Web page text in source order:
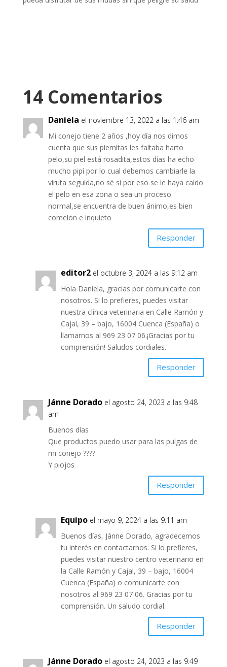
14 Comentarios
Daniela el noviembre 13, 2022 a las 1:46 am
Mi conejo tiene 2 años ,hoy día nos dimos
cuenta que sus piernitas les faltaba harto
pelo,su piel está rosadita,estos días ha echo
mucho pipí por lo cual debemos cambiarle la
viruta seguida,no sé si por eso se le haya caído
el pelo en esa zona o sea un proceso
normal,se encuentra de buen ánimo,es bien
comelon e inquieto
Responder
editor2 el octubre 3, 2024 a las 9:12 am
Hola Daniela, gracias por comunicarte con
nosotros. Si lo prefieres, puedes visitar
nuestra clínica veterinaria en Calle Ramón y
Cajal, 39 – bajo, 16004 Cuenca (España) o
llamarnos al 969 23 07 06.¡Gracias por tu
comprensión! Saludos cordiales.
Responder
Jánne Dorado el agosto 24, 2023 a las 9:48
am
Buenos días
Que productos puedo usar para las pulgas de
mi conejo ????
Y piojos
Responder
Equipo el mayo 9, 2024 a las 9:11 am
Buenos días, Jánne Dorado, agradecemos
tu interés en contactarnos. Si lo prefieres,
puedes visitar nuestro centro veterinario en
la Calle Ramón y Cajal, 39 – bajo, 16004
Cuenca (España) o comunicarte con
nosotros al 969 23 07 06. Gracias por tu
comprensión. Un saludo cordial.
Responder
Jánne Dorado el agosto 24, 2023 a las 9:49